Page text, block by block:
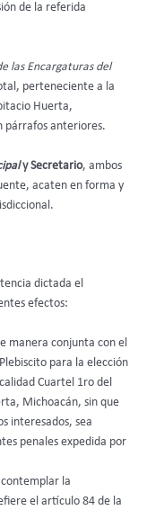
de la referida
las Encargaturas del
perteneciente a la
Huerta,
párrafos anteriores.
y Secretario, ambos
acaten en forma y
dictada el
efectos:
manera conjunta con el
para la elección
Cuartel 1ro del
Michoacán, sin que
interesados, sea
penales expedida por
la
el artículo 84 de la